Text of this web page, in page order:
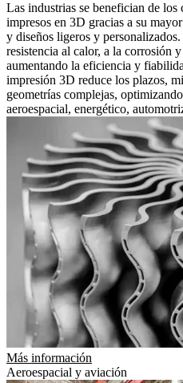
Las industrias se benefician de los
impresos en 3D gracias a su
y diseños ligeros y
resistencia al calor, a la corrosión
aumentando la eficiencia y
impresión 3D reduce los plazos,
geometrías complejas,
aeroespacial, energético,
Más información
Aeroespacial y aviación